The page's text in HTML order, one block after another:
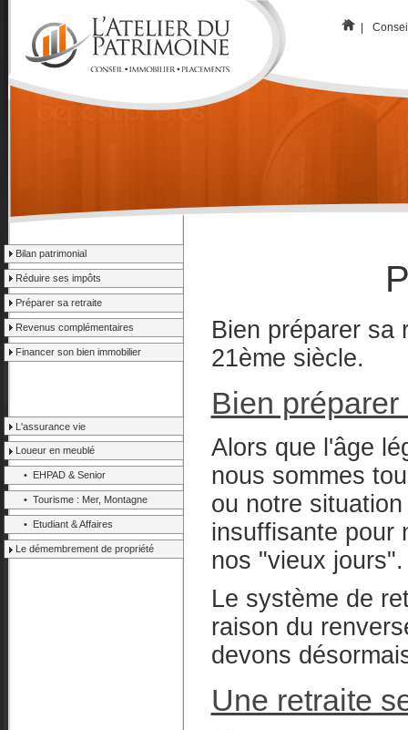
|
Bilan patrimonial
Bien préparer sa
21ème siècle.
Bien
Alors que l'âge
nous sommes
ou notre
insuffisante pour
nos "vieux jours".
Le système de
raison du
devons
Une retraite
Réduire ses impôts
Préparer sa retraite
Revenus complémentaires
Financer son bien immobilier
L'assurance vie
Loueur en meublé
• EHPAD & Senior
• Tourisme : Mer, Montagne
• Etudiant & Affaires
Le démembrement de propriété